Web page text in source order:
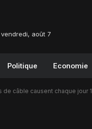
vendredi, août 7
Politique Economie
de câble causent chaque jour